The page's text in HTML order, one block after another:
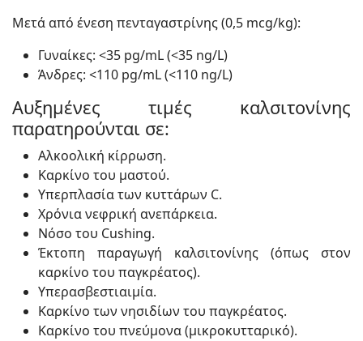
Μετά από ένεση πενταγαστρίνης (0,5 mcg/kg):
Γυναίκες: <35 pg/mL (<35 ng/L)
Άνδρες: <110 pg/mL (<110 ng/L)
Αυξημένες τιμές καλσιτονίνης
παρατηρούνται σε:
Αλκοολική κίρρωση.
Καρκίνο του μαστού.
Υπερπλασία των κυττάρων C.
Χρόνια νεφρική ανεπάρκεια.
Νόσο του Cushing.
Έκτοπη παραγωγή καλσιτονίνης (όπως στον
καρκίνο του παγκρέατος).
Υπερασβεστιαιμία.
Καρκίνο των νησιδίων του παγκρέατος.
Καρκίνο του πνεύμονα (μικροκυτταρικό).